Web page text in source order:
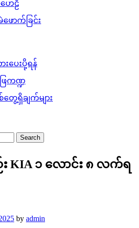
ဟေဠိ
ောက်ခြင်း
ပေးပို့ရန်
ေကဏ္ဍ
ေ့ရှိချက်များ
KIA ၁ လောင်း ၈ လက်ရ
by admin